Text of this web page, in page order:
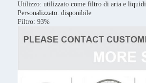
Utilizzo: utilizzato come filtro di aria e liquidi.
Personalizzato: disponibile
Filtro: 93%